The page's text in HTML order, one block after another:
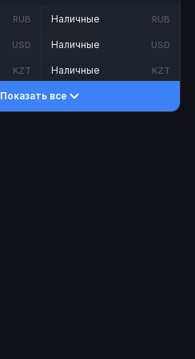
RUB
USD
KZT
Наличные RUB
Наличные USD
Наличные KZT
Показать все